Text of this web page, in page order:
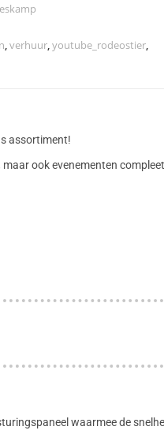
,verhuur,youtube_rodeostier,
assortiment!
ook evenementen compleet
waarmee de